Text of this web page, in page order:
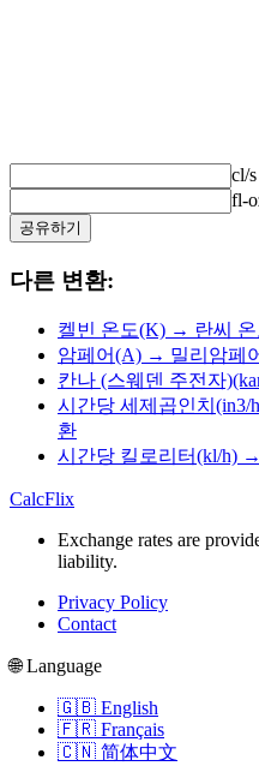
cl/s
fl-
공유하기
다른 변환:
켈빈 온도(K) → 란씨 온
암페어(A) → 밀리암페
칸나 (스웨덴 주전자
시간당 세제곱인치(in3/
환
시간당 킬로리터(kl/h)
CalcFlix
Exchange rates are
liability.
Privacy Policy
Contact
🌐 Language
🇬🇧 English
🇫🇷 Français
🇨🇳 简体中文